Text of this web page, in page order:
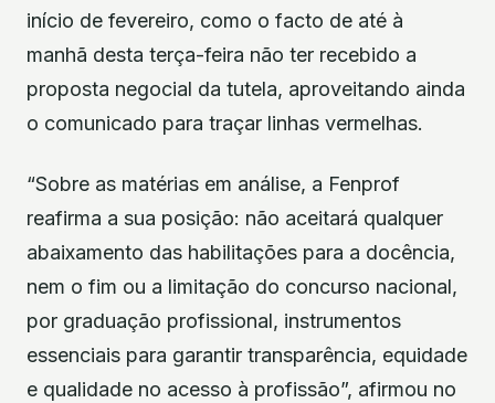
início de fevereiro, como o facto de até à
manhã desta terça-feira não ter recebido a
proposta negocial da tutela, aproveitando ainda
o comunicado para traçar linhas vermelhas.
“Sobre as matérias em análise, a Fenprof
reafirma a sua posição: não aceitará qualquer
abaixamento das habilitações para a docência,
nem o fim ou a limitação do concurso nacional,
por graduação profissional, instrumentos
essenciais para garantir transparência, equidade
e qualidade no acesso à profissão”, afirmou no